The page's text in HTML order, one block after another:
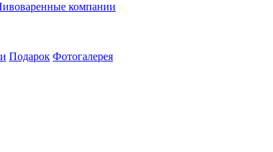
компании
Подарок Фотогалерея